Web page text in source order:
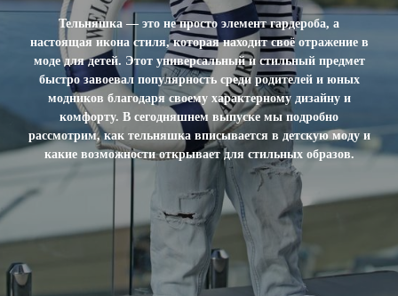
Тельняшка — это не просто элемент гардероба, а
настоящая икона стиля, которая находит своё отражение в
моде для детей. Этот универсальный и стильный предмет
быстро завоевал популярность среди родителей и юных
модников благодаря своему характерному дизайну и
комфорту. В сегодняшнем выпуске мы подробно
рассмотрим, как тельняшка вписывается в детскую моду и
какие возможности открывает для стильных образов.